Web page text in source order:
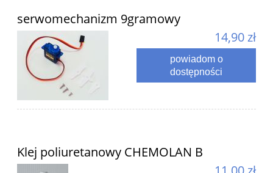
serwomechanizm 9gramowy
14,90 zł
powiadom o
dostępności
Klej poliuretanowy CHEMOLAN B